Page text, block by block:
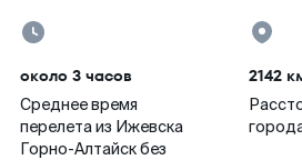
около 3 часов
Среднее время
перелета из Ижевска
Горно-Алтайск без
2142